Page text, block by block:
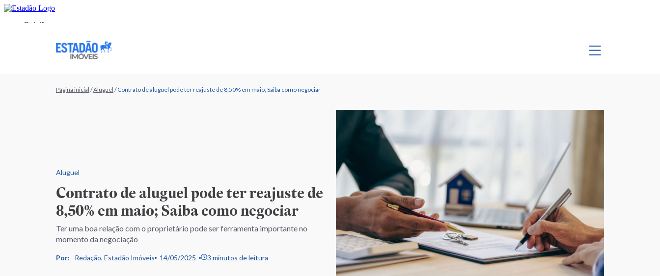
Página inicial /Aluguel /Contrato de aluguel pode ter reajuste de 8,50% em maio; Saiba como negociar
Aluguel
Contrato de aluguel pode ter reajuste de
8,50% em maio; Saiba como negociar
Ter uma boa relação com o proprietário pode ser ferramenta importante no
momento da negociação
Por: Redação, Estadão Imóveis 14/05/2025 3 minutos de leitura